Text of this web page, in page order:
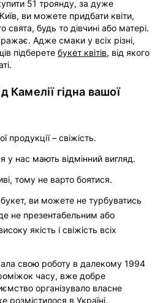
51 троянду, за дуже
ви можете придбати квіти,
свята, будь то дівчині або матері.
Адже смаки у всіх різні,
підберете букет квітів, від якого
Камелії гідна вашої
продукції – свіжість.
у нас мають відмінний вигляд.
тому не варто боятися.
ви можете не турбуватись
не презентабельним або
якість і свіжість всіх
свою роботу в далекому 1994
часу, вже добре
організувало власне
розмістилося в Україні.